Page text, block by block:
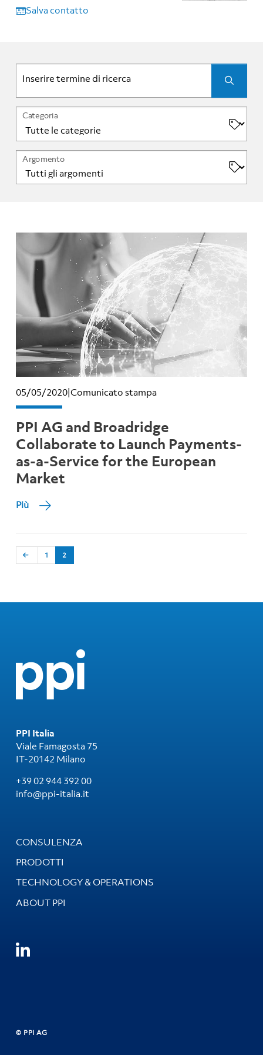
Salva contatto
Inserire termine di ricerca
Categoria
Argomento
05/05/2020 Comunicato stampa
PPI AG and Broadridge
Collaborate to Launch Payments-
as-a-Service for the European
Market
Più
1 2
PPI Italia
Viale Famagosta 75
IT-20142 Milano
+39 02 944 392 00
info@ppi-italia.it
CONSULENZA
PRODOTTI
TECHNOLOGY & OPERATIONS
ABOUT PPI
© PPI AG